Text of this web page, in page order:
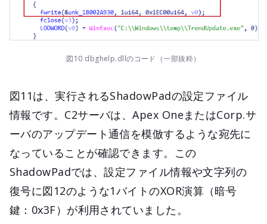
図10 dbghelp.dllのコード（一部抜粋）
図11は、実行されるShadowPadの設定ファイル
情報です。C2サーバは、Apex OneまたはCorp.サ
ーバのアップデート通信を模倣するような宛先に
なっていることが確認できます。この
ShadowPadでは、設定ファイル情報や文字列の
復号に図12のような1バイトのXOR演算（暗号
鍵：0x3F）が利用されていました。